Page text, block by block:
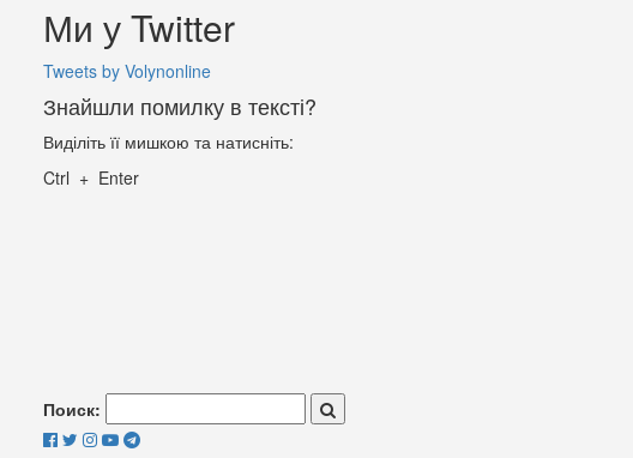
Ми у Twitter
Tweets by Volynonline
Знайшли помилку в тексті?
Виділіть її мишкою та натисніть:
Ctrl + Enter
Поиск: